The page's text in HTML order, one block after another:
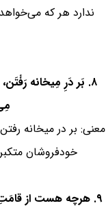
ندارد هر که
۸. بَر دَرِ مِیخانه
معنی: بر در میخانه
خودفروشان
۹. هرچه هست از